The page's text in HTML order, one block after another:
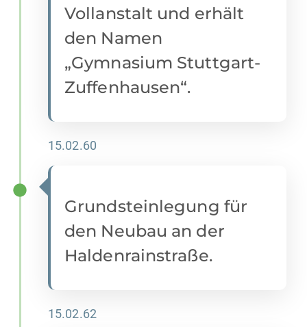
Vollanstalt und erhält
den Namen
„Gymnasium Stuttgart-
Zuffenhausen“.
15.02.60
Grundsteinlegung für
den Neubau an der
Haldenrainstraße.
15.02.62